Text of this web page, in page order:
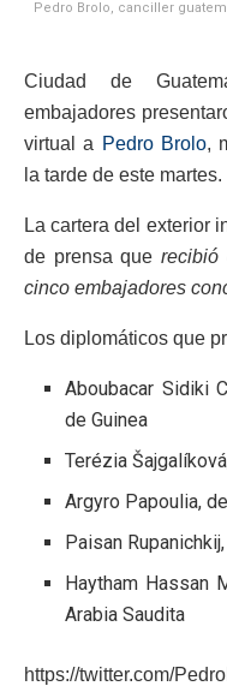
Pedro Brolo, canciller
Ciudad de
embajadores
virtual a Pedro Brolo,
la tarde de este martes.
La cartera del exterior
de prensa querecibió
cinco embajadores
Los diplomáticos que
Aboubacar Sidiki
de Guinea
Terézia
Argyro Papoulia,
Paisan
Haytham Hassan
Arabia Saudita
https://twitter.com/